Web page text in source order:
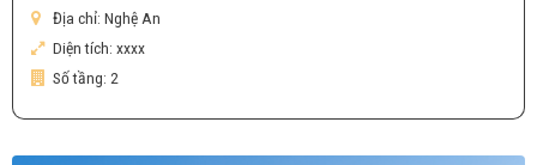
Địa chỉ: Nghệ An
Diện tích: xxxx
Số tầng: 2